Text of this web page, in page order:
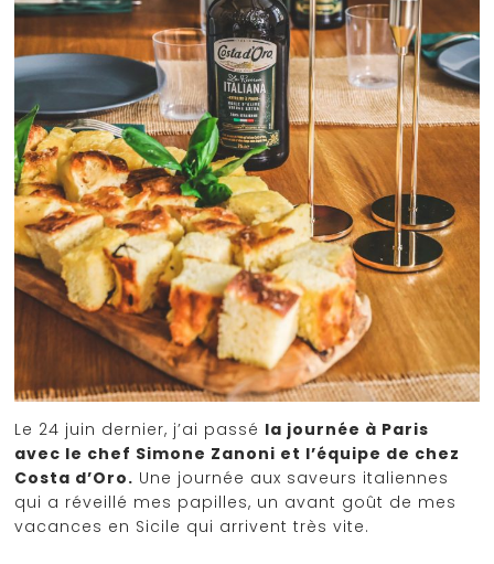
Le 24 juin dernier, j’ai passé la journée à Paris
avec le chef Simone Zanoni et l’équipe de chez
Costa d’Oro. Une journée aux saveurs italiennes
qui a réveillé mes papilles, un avant goût de mes
vacances en Sicile qui arrivent très vite.